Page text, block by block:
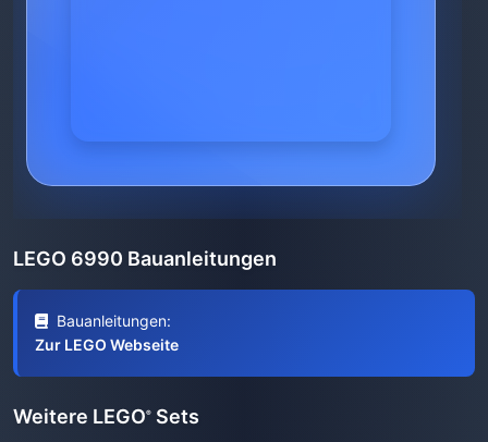
LEGO 6990 Bauanleitungen
Bauanleitungen:
Zur LEGO Webseite
Weitere LEGO® Sets